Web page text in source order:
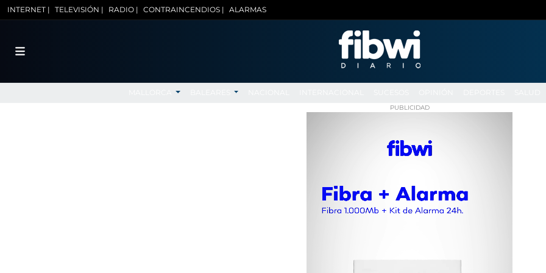
INTERNET | TELEVISIÓN | RADIO | CONTRAINCENDIOS | ALARMAS